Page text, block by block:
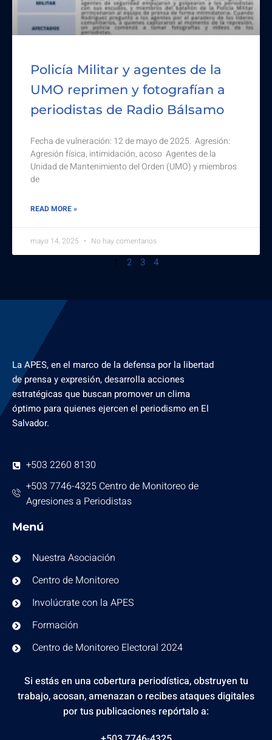
Policía Militar y agentes de la
UMO reprimen y fotografían a
periodistas de Radio Bálsamo
Fecha de vulneración: 12 de mayo de 2025. Agresión:
Agresión física, intimidación, acoso Agentes de la
Unidad de Mantenimiento del Orden (UMO) y miembros
de
READ MORE »
mayo 14, 2025 No hay comentarios
1 2 3 4
La APES, en el marco de la defensa por la libertad
de prensa y expresión, desarrolla acciones
estratégicas que buscan promover un clima
óptimo para quienes ejercen el periodismo en El
Salvador.
+503 2260 8130
+503 7746-4325 Centro de Monitoreo de
Agresiones a Periodistas
Menú
Nuestra Asociación
Centro de Monitoreo
Involúcrate con la APES
Formación
Centro de Monitoreo Electoral 2024
Si estás en una cobertura periodística, obstruyen tu
trabajo, acosan, amenazan o recibes ataques digitales
por tus publicaciones repórtalo a: